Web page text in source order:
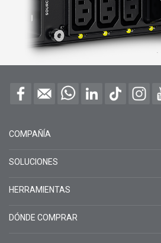
COMPAÑÍA
SOLUCIONES
HERRAMIENTAS
DÓNDE COMPRAR